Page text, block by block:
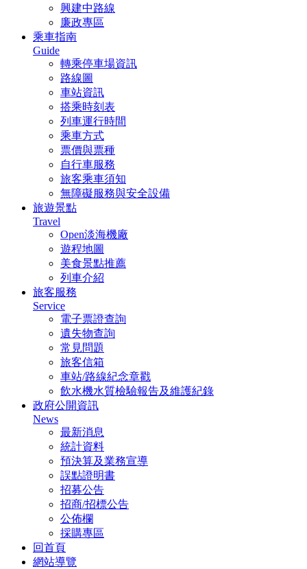
興建中路線
廉政專區
乘車指南
Guide
轉乘停車場資訊
路線圖
車站資訊
搭乘時刻表
列車運行時間
乘車方式
票價與票種
自行車服務
旅客乘車須知
無障礙服務與安全設備
旅遊景點
Travel
Open淡海機廠
遊程地圖
美食景點推薦
列車介紹
旅客服務
Service
電子票證查詢
遺失物查詢
常見問題
旅客信箱
車站/路線紀念章戳
飲水機水質檢驗報告及維護紀錄
政府公開資訊
News
最新消息
統計資料
預決算及業務宣導
誤點證明書
招募公告
招商/招標公告
公佈欄
採購專區
回首頁
網站導覽